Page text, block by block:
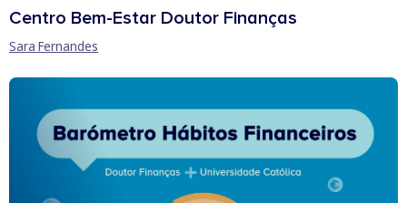
Centro Bem-Estar Doutor Finanças
Sara Fernandes